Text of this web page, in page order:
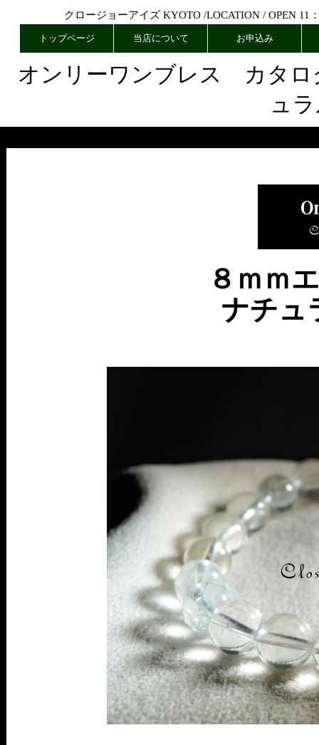
クロージョーアイズ KYOTO /LOCATION/ OPEN 11
トップページ 当店について お申込み
オンリーワンブレス カタロ
ュ
８ｍｍ
ナチュ